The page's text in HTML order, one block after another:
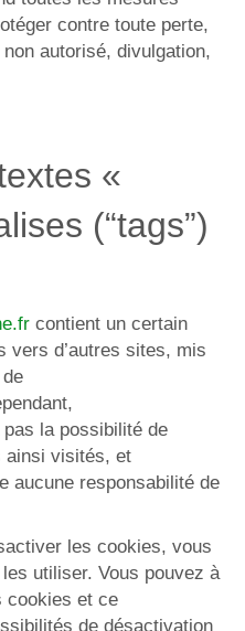
contre toute perte,
autorisé, divulgation,
«
(“tags”)
contient un certain
vers d’autres sites, mis
pas la possibilité de
ainsi visités, et
aucune responsabilité de
les cookies, vous
utiliser. Vous pouvez à
cookies et ce
de désactivation